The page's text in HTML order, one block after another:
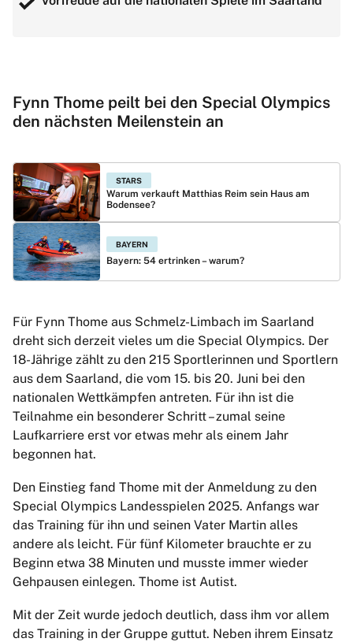
Fynn Thome peilt bei den Special Olympics
den nächsten Meilenstein an
STARS
Warum verkauft Matthias Reim sein Haus am
Bodensee?
BAYERN
Bayern: 54 ertrinken – warum?
Für Fynn Thome aus Schmelz-Limbach im Saarland
dreht sich derzeit vieles um die Special Olympics. Der
18-Jährige zählt zu den 215 Sportlerinnen und Sportlern
aus dem Saarland, die vom 15. bis 20. Juni bei den
nationalen Wettkämpfen antreten. Für ihn ist die
Teilnahme ein besonderer Schritt – zumal seine
Laufkarriere erst vor etwas mehr als einem Jahr
begonnen hat.
Den Einstieg fand Thome mit der Anmeldung zu den
Special Olympics Landesspielen 2025. Anfangs war
das Training für ihn und seinen Vater Martin alles
andere als leicht. Für fünf Kilometer brauchte er zu
Beginn etwa 38 Minuten und musste immer wieder
Gehpausen einlegen. Thome ist Autist.
Mit der Zeit wurde jedoch deutlich, dass ihm vor allem
das Training in der Gruppe guttut. Neben ihrem Einsatz